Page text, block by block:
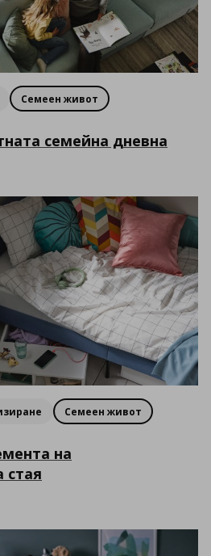
Семеен живот
семейна дневна
Семеен живот
на
стая